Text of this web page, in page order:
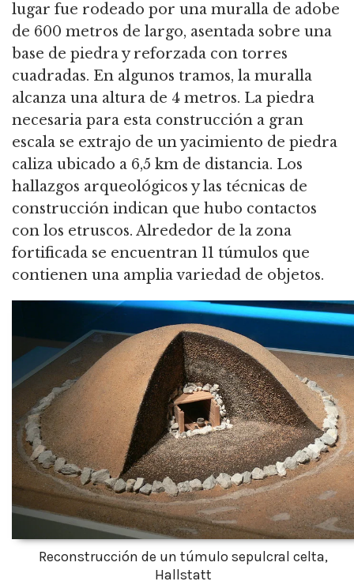
lugar fue rodeado por una muralla de adobe
de 600 metros de largo, asentada sobre una
base de piedra y reforzada con torres
cuadradas. En algunos tramos, la muralla
alcanza una altura de 4 metros. La piedra
necesaria para esta construcción a gran
escala se extrajo de un yacimiento de piedra
caliza ubicado a 6,5 km de distancia. Los
hallazgos arqueológicos y las técnicas de
construcción indican que hubo contactos
con los etruscos. Alrededor de la zona
fortificada se encuentran 11 túmulos que
contienen una amplia variedad de objetos.
Reconstrucción de un túmulo sepulcral celta,
Hallstatt